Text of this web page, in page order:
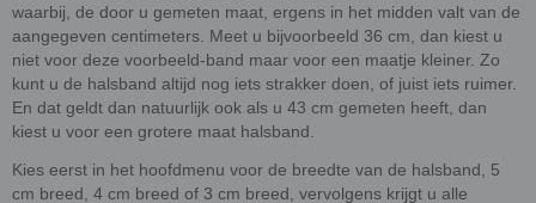
waarbij, de door u gemeten maat, ergens in het midden valt van de
aangegeven centimeters. Meet u bijvoorbeeld 36 cm, dan kiest u
niet voor deze voorbeeld-band maar voor een maatje kleiner. Zo
kunt u de halsband altijd nog iets strakker doen, of juist iets ruimer.
En dat geldt dan natuurlijk ook als u 43 cm gemeten heeft, dan
kiest u voor een grotere maat halsband.
Kies eerst in het hoofdmenu voor de breedte van de halsband, 5
cm breed, 4 cm breed of 3 cm breed, vervolgens krijgt u alle